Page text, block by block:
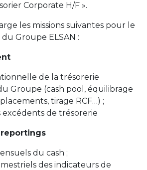
Corporate H/F ».
les missions suivantes pour le
Groupe ELSAN :
de la trésorerie
Groupe (cash pool, équilibrage
tirage RCF…) ;
excédents de trésorerie
du cash ;
des indicateurs de